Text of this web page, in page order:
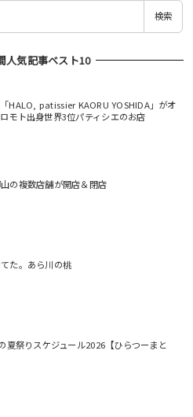
検索
人気記事ベスト10
HALO, patissier KAORU YOSHIDA」がオ
モト出身世界3位パティシエのお店
の複数店舗が開店＆閉店
た。あら川の桃
夏祭りスケジュール2026【ひらつーまと